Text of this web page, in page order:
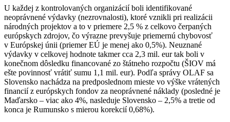
U každej z kontrolovaných organizácií boli identifikované
neoprávnené výdavky (nezrovnalosti), ktoré vznikli pri realizácii
národných projektov a to v priemere 2,5 % z celkovo čerpaných
európskych zdrojov, čo výrazne prevyšuje priemernú chybovosť
v Európskej únii (priemer EÚ je menej ako 0,5%). Neuznané
výdavky v celkovej hodnote takmer cca 2,3 mil. eur tak boli v
konečnom dôsledku financované zo štátneho rozpočtu (ŠIOV má
ešte povinnosť vrátiť sumu 1,1 mil. eur). Podľa správy OLAF sa
Slovensko nachádza na predposlednom mieste vo výške vrátených
financií z európskych fondov za neoprávnené náklady (posledné je
Maďarsko – viac ako 4%, nasleduje Slovensko – 2,5% a tretie od
konca je Rumunsko s mierou korekcií 0,68%).